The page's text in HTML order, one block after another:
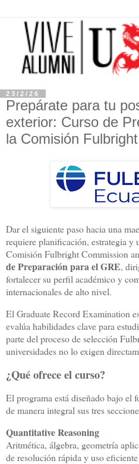
23/2/26
Prepárate para tu
exterior: Curso de
la Comisión Fulbright
Dar el siguiente paso hacia una
requiere planificación, estrategia y
ComisiónFulbright Commission
de Preparación para el GRE,
fortalecer su perfil académico y
internacionales de alto nivel.
ElGraduate Record Examination
evalúa habilidades clave para
parte del proceso de selección
universidades no lo exigen
¿Qué ofrece el curso?
El programa está diseñado bajo el
de manera integral sus tres
Quantitative Reasoning
Aritmética, álgebra, geometría
de resolución rápida y uso